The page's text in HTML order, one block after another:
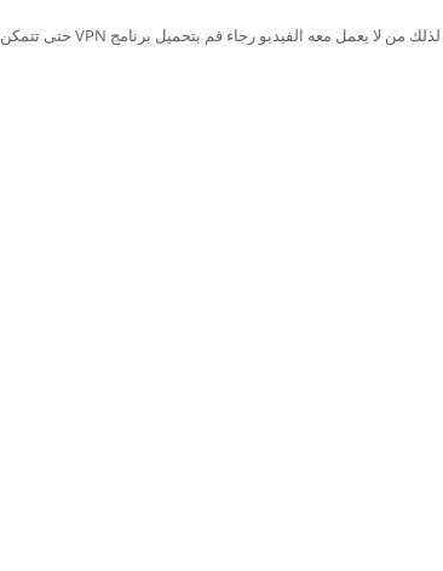
تم حظر سيرفر Ok.ru في السعودية لذلك من لا يعمل معه الفيديو رجاء قم بتحميل برنامج VPN حتى تتمكن